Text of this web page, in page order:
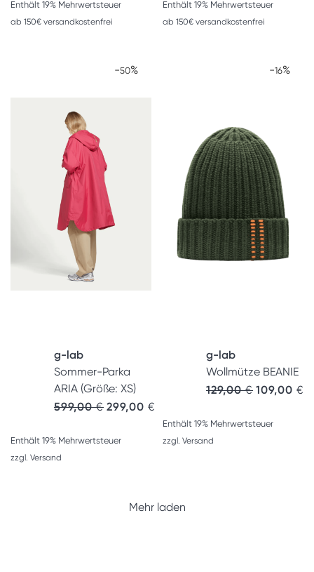
Enthält 19% Mehrwertsteuer
ab 150€ versandkostenfrei
Enthält 19% Mehrwertsteuer
ab 150€ versandkostenfrei
-50%
g-lab
Sommer-Parka
ARIA (Größe: XS)
599,00€ 299,00 €
Enthält 19% Mehrwertsteuer
zzgl. Versand
-16%
g-lab
Wollmütze BEANIE
129,00€ 109,00 €
Enthält 19% Mehrwertsteuer
zzgl. Versand
Mehr laden